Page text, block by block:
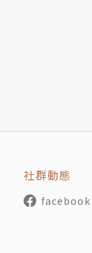
社群動態
facebook